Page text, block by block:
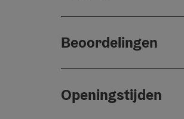
Beoordelingen
Openingstijden